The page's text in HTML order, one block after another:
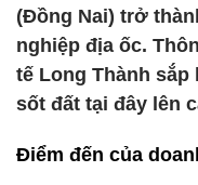
(Đồng Nai) trở
nghiệp địa ốc.
tế Long Thành
sốt đất tại đây lên
Điểm đến của